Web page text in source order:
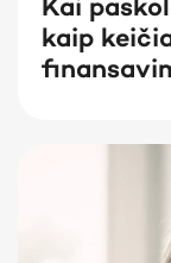
Kai
kaip